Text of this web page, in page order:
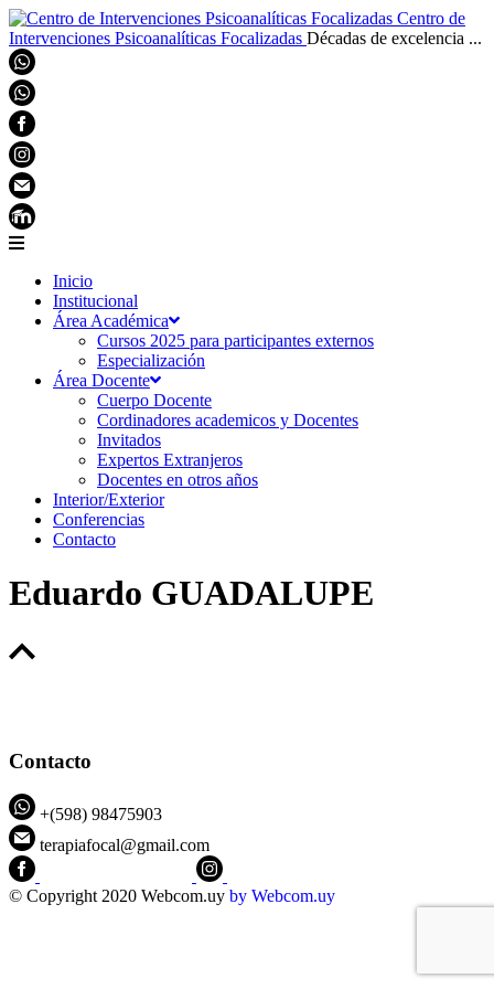
Centro de
Intervenciones Psicoanalíticas Focalizadas Décadas de excelencia ...
Inicio
Institucional
Área Académica
Cursos 2025 para participantes externos
Especialización
Área Docente
Cuerpo Docente
Cordinadores academicos y Docentes
Invitados
Expertos Extranjeros
Docentes en otros años
Interior/Exterior
Conferencias
Contacto
Eduardo GUADALUPE
Contacto
+(598) 98475903
terapiafocal@gmail.com
© Copyright 2020 Webcom.uy by Webcom.uy